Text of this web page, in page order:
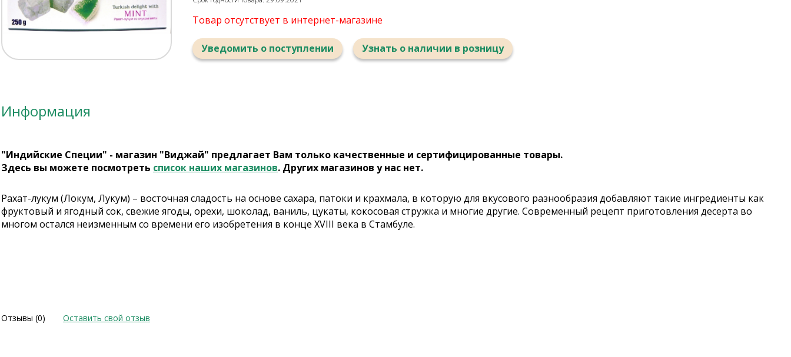
Товар отсутствует в интернет-магазине
Уведомить о поступлении Узнать о наличии в розницу
Информация
"Индийские Специи" - магазин "Виджай" предлагает Вам только качественные и сертифицированные товары.
Здесь вы можете посмотреть список наших магазинов. Других магазинов у нас нет.
Рахат-лукум (Локум, Лукум) – восточная сладость на основе сахара, патоки и крахмала, в которую для вкусового разнообразия добавляют такие ингредиенты как
фруктовый и ягодный сок, свежие ягоды, орехи, шоколад, ваниль, цукаты, кокосовая стружка и многие другие. Современный рецепт приготовления десерта во
многом остался неизменным со времени его изобретения в конце XVIII века в Стамбуле.
Отзывы (0) Оставить свой отзыв